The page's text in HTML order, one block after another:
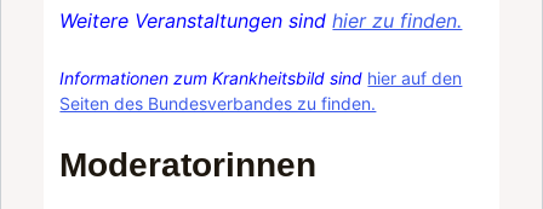
Weitere Veranstaltungen sindhier zu finden.
Informationen zum Krankheitsbild sind hier auf den
Seiten des Bundesverbandes zu finden.
Moderatorinnen